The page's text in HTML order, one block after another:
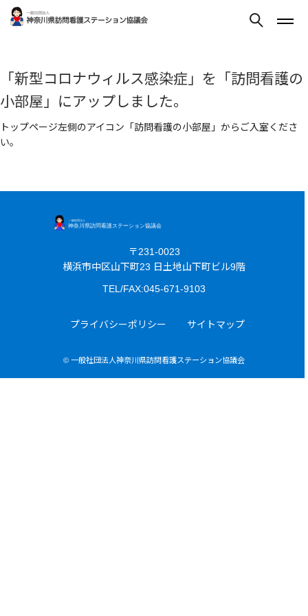
「新型コロナウィルス感染症」を「訪問看護の
小部屋」にアップしました。
トップページ左側のアイコン「訪問看護の小部屋」からご入室くださ
い。
〒231-0023
横浜市中区山下町23 日土地山下町ビル9階
TEL/FAX:045-671-9103
プライバシーポリシー サイトマップ
© 一般社団法人神奈川県訪問看護ステーション協議会